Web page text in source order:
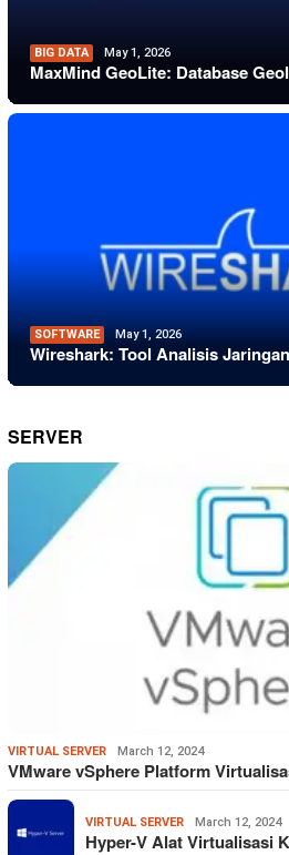
BIG DATA May 1, 2026
MaxMind GeoLite: Database
SOFTWARE May 1, 2026
Wireshark: Tool Analisis
SERVER
VIRTUAL SERVER March 12, 2024
VMware vSphere Platform
VIRTUAL SERVER March 12, 2024
Hyper-V Alat Virtualisasi